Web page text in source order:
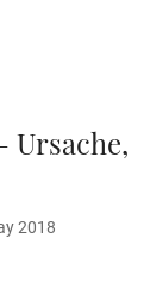
Ursache,
2018